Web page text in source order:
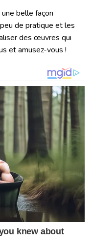
belle façon
de pratique et les
des œuvres qui
et amusez-vous !